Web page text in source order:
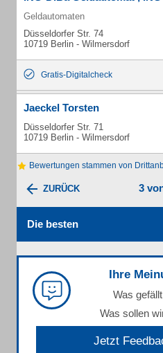
Geldautomaten
Düsseldorfer Str. 74
10719 Berlin - Wilmersdorf
Gratis-Digitalcheck
Jaeckel Torsten
Düsseldorfer Str. 71
10719 Berlin - Wilmersdorf
Bewertungen stammen von
ZURÜCK 3
Die besten
Ihre
Was
Was sollen
Jetzt